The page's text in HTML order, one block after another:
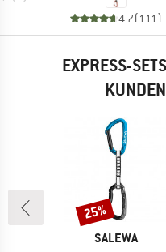
4,7(111 )
EXPRESS-
MARKE
SALEWA
Rabatt
25%